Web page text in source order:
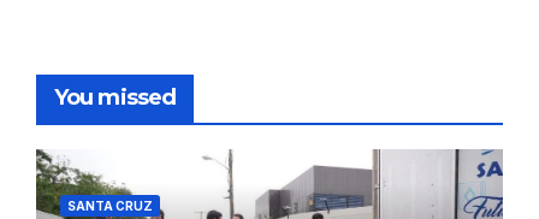
You missed
SANTA CRUZ